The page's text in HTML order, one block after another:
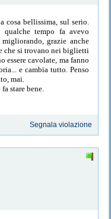
cosa bellissima, sul serio.
tempo fa avevo
grazie anche
che si trovano nei biglietti
essere cavolate, ma fanno
e cambia tutto. Penso
mai.
stare bene.
Segnala violazione